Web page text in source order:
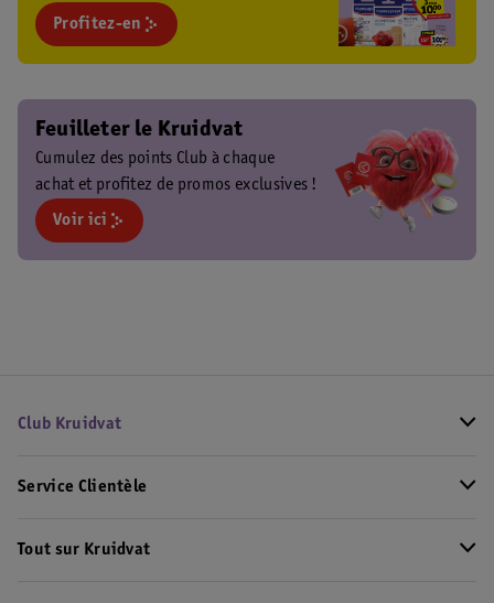
Profitez-en
Feuilleter le Kruidvat
Cumulez des points Club à chaque
achat et profitez de promos exclusives !
Voir ici
Club Kruidvat
Service Clientèle
Tout sur Kruidvat